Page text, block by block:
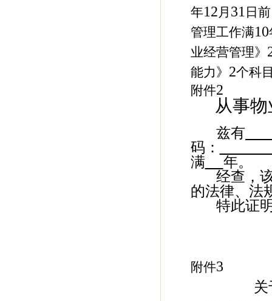
年12月 31 日
管理工作满10
业经营管理》
能力》 2个科
附件2
从事
兹有
码：
满
年。
经查，
的法律、法
特此证
附件3